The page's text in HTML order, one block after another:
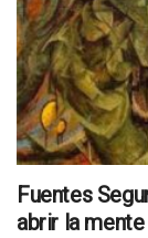
Fuentes
abrir la mente